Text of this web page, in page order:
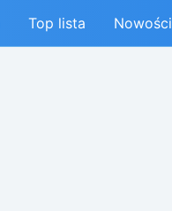
Top lista Nowości